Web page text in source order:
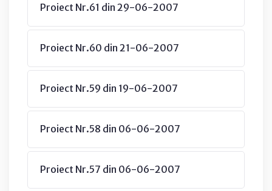
Proiect Nr.61 din 29-06-2007
Proiect Nr.60 din 21-06-2007
Proiect Nr.59 din 19-06-2007
Proiect Nr.58 din 06-06-2007
Proiect Nr.57 din 06-06-2007